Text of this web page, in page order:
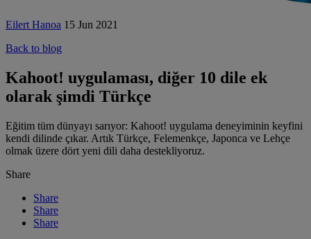
Eilert Hanoa 15 Jun 2021
Back to blog
Kahoot! uygulaması, diğer 10 dile ek
olarak şimdi Türkçe
Eğitim tüm dünyayı sarıyor: Kahoot! uygulama deneyiminin keyfini
kendi dilinde çıkar. Artık Türkçe, Felemenkçe, Japonca ve Lehçe
olmak üzere dört yeni dili daha destekliyoruz.
Share
Share
Share
Share